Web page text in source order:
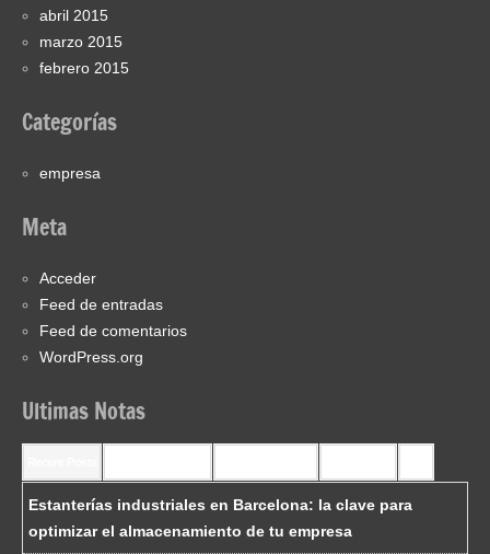
abril 2015
marzo 2015
febrero 2015
Categorías
empresa
Meta
Acceder
Feed de entradas
Feed de comentarios
WordPress.org
Ultimas Notas
Estanterías industriales en Barcelona: la clave para
optimizar el almacenamiento de tu empresa